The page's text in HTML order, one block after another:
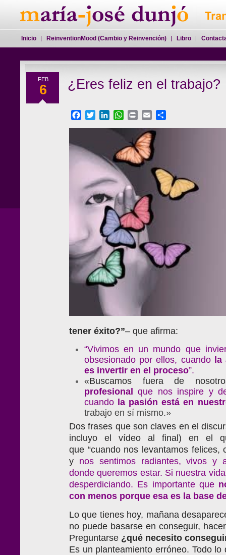
FEB
6 ¿Eres feliz en el trabajo?
Facebook
TwitterLinkedInWhatsApp
Print Email
tener éxito?”– que afirma:
“Vivimos en un mundo que
obsesionado por ellos, cuando la
es invertir en el proceso”.
«Buscamos fuera de
profesional
que nos inspire y
cuando la pasión está en
trabajo en sí mismo.»
Dos frases que son claves en el
incluyo el vídeo al final) en el
que “cuando nos levantamos felices,
y nos sentimos radiantes, vivos y
donde queremos estar. Si nuestra
desperdiciando. Es importante que
con menos porque esa es la base
Lo que tienes hoy, mañana
no puede basarse en conseguir,
Preguntarse ¿qué necesito
Es un planteamiento erróneo. Todo lo
Inicio ReinventionMood (Cambio y Reinvención) Libro